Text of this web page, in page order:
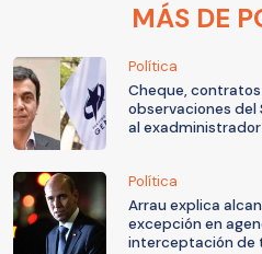
MÁS DE
Política
Cheque,
observaciones del
al
Política
Arrau explica
excepción en
interceptación de